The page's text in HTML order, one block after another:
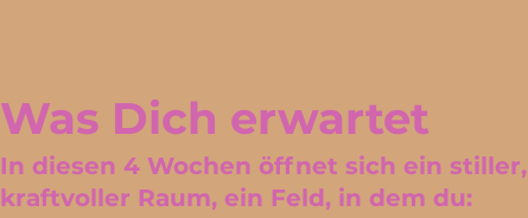
Was Dich erwartet
In diesen 4 Wochen öffnet sich ein stiller,
kraftvoller Raum, ein Feld, in dem du: